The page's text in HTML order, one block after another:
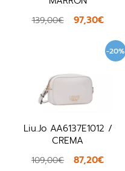
139,00€ 97,30€
-20%
Liu.Jo AA6137E1012 /
CREMA
109,00€ 87,20€